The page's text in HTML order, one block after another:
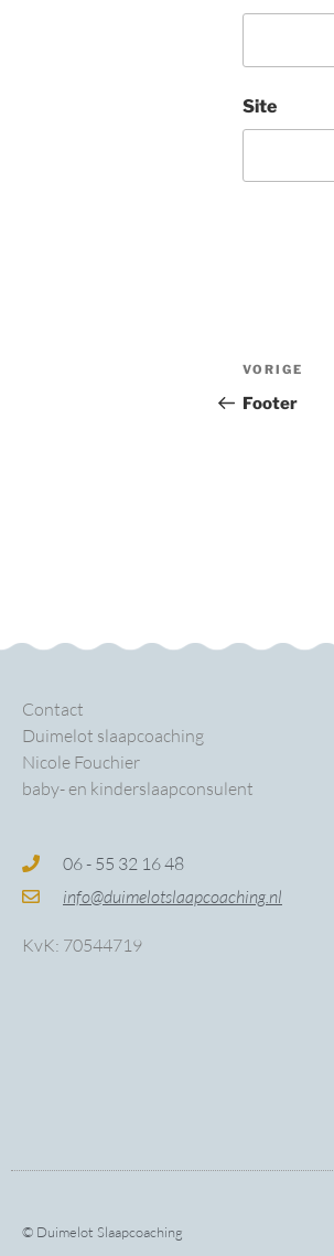
Site
VORIGE
Footer
Contact
Duimelot slaapcoaching
Nicole Fouchier
baby- en kinderslaapconsulent
06 - 55 32 16 48
info@duimelotslaapcoaching.nl
KvK: 70544719
© Duimelot Slaapcoaching